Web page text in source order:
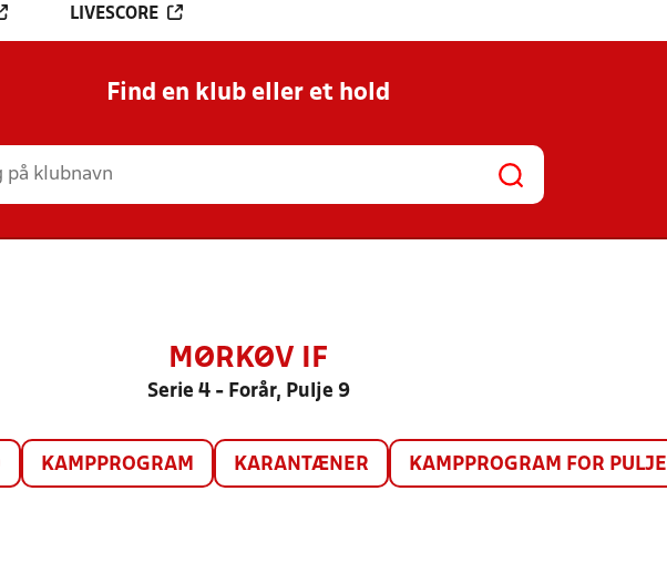
LIVESCORE
Find en klub eller et hold
MØRKØV IF
Serie 4 - Forår, Pulje 9
KAMPPROGRAM KARANTÆNER KAMPPROGRAM FOR PULJE